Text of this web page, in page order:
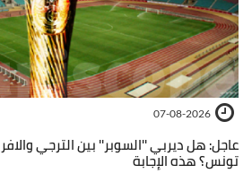
07-08-2026
عاجل: هل ديربي ''السوبر'' بين الترجي
تونس؟ هذه الإجابة